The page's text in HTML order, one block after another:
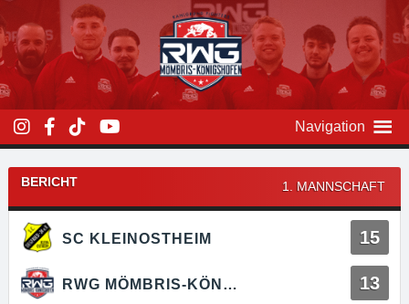
Inhalt
überspringen
Navigation
BERICHT 1. MANNSCHAFT
SC KLEINOSTHEIM 15
RWG MÖMBRIS-KÖNIGSHOFEN 13